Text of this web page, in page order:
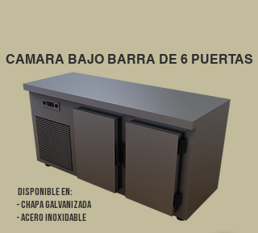
CAMARA BAJO BARRA DE 6 PUERTAS
DISPONIBLE EN:
- Chapa galvanizada
- Acero Inoxidable